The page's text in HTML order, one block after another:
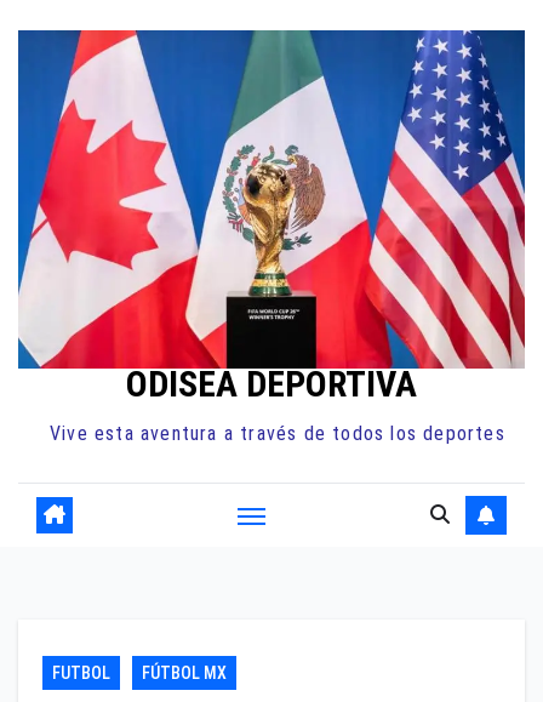
contenido
ODISEA DEPORTIVA
Vive esta aventura a través de todos los deportes
FUTBOL FÚTBOL MX